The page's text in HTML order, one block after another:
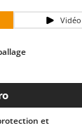
à batterie
haies
d'air
pour la
Vidéo
et